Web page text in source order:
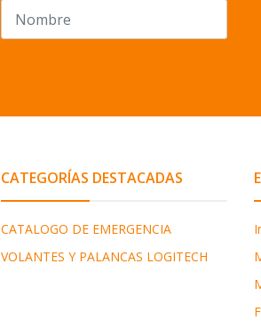
CATEGORÍAS DESTACADAS
CATALOGO DE EMERGENCIA
VOLANTES Y PALANCAS LOGITECH